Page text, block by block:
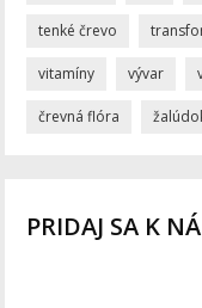
tenké črevo
vitamíny vývar
črevná flóra
PRIDAJ SA K